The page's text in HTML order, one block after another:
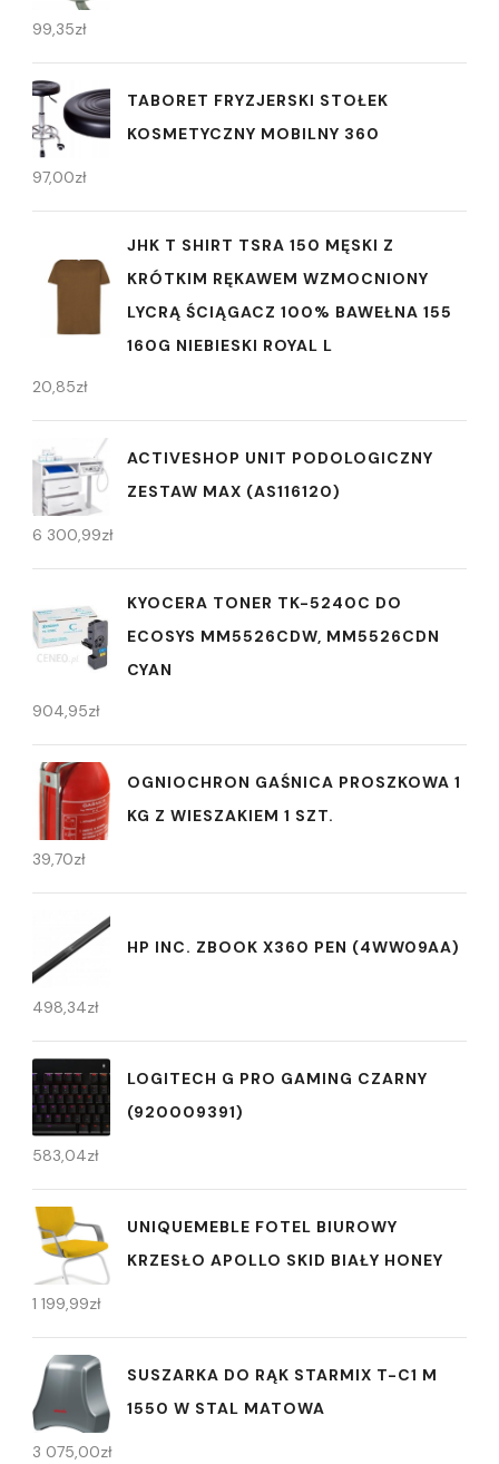
99,35zł
TABORET FRYZJERSKI STOŁEK
KOSMETYCZNY MOBILNY 360
97,00zł
JHK T SHIRT TSRA 150 MĘSKI Z
KRÓTKIM RĘKAWEM WZMOCNIONY
LYCRĄ ŚCIĄGACZ 100% BAWEŁNA 155
160G NIEBIESKI ROYAL L
20,85zł
ACTIVESHOP UNIT PODOLOGICZNY
ZESTAW MAX (AS116120)
6 300,99zł
KYOCERA TONER TK-5240C DO
ECOSYS MM5526CDW, MM5526CDN
CYAN
904,95zł
OGNIOCHRON GAŚNICA PROSZKOWA 1
KG Z WIESZAKIEM 1 SZT.
39,70zł
HP INC. ZBOOK X360 PEN (4WW09AA)
498,34zł
LOGITECH G PRO GAMING CZARNY
(920009391)
583,04zł
UNIQUEMEBLE FOTEL BIUROWY
KRZESŁO APOLLO SKID BIAŁY HONEY
1 199,99zł
SUSZARKA DO RĄK STARMIX T-C1 M
1550 W STAL MATOWA
3 075,00zł